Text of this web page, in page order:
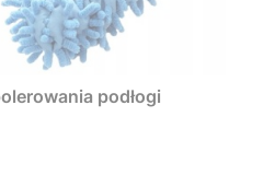
podłogi